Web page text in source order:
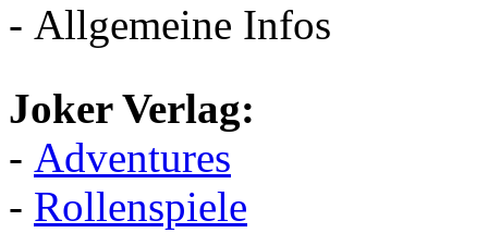
- Allgemeine Infos
Joker Verlag:
- Adventures
- Rollenspiele